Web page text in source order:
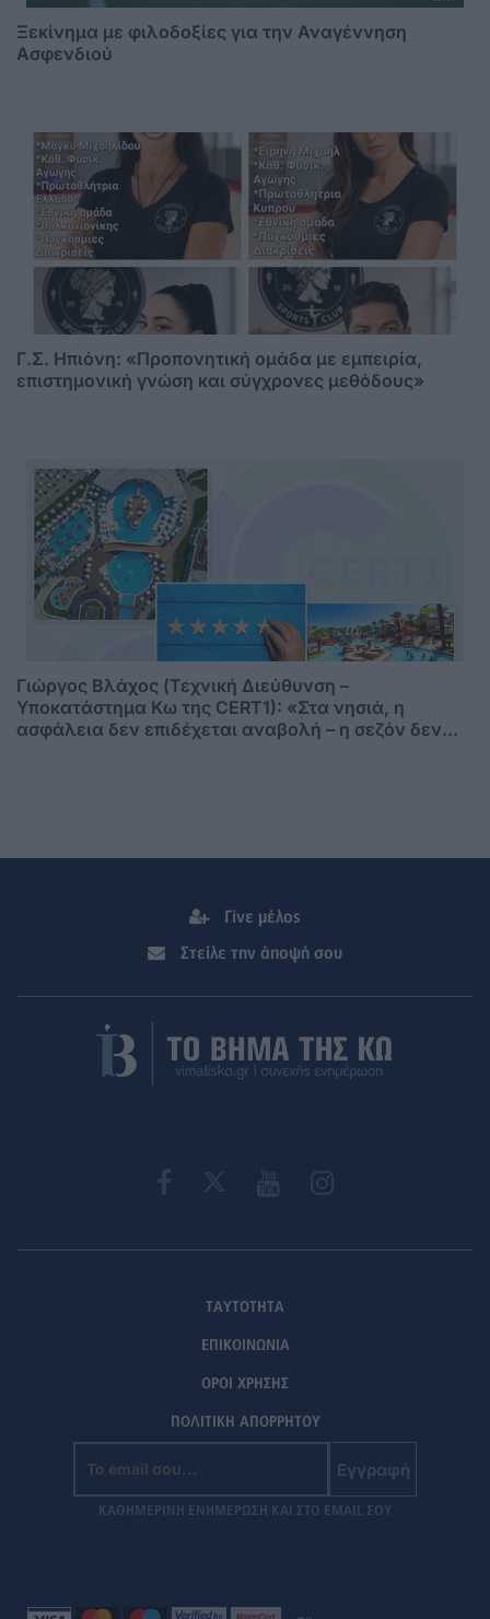
Ξεκίνημα με φιλοδοξίες για την Αναγέννηση
Ασφενδιού
Γ.Σ. Ηπιόνη: «Προπονητική ομάδα με εμπειρία,
επιστημονική γνώση και σύγχρονες μεθόδους»
Γιώργος Βλάχος (Τεχνική Διεύθυνση –
Υποκατάστημα Κω της CERT1): «Στα νησιά, η
ασφάλεια δεν επιδέχεται αναβολή – η σεζόν δεν
Γίνε μέλος
Στείλε την άποψή σου
ΤΑΥΤΟΤΗΤΑ
ΕΠΙΚΟΙΝΩΝΙΑ
ΟΡΟΙ ΧΡΗΣΗΣ
ΠΟΛΙΤΙΚΗ ΑΠΟΡΡΗΤΟΥ
Εγγραφή
ΚΑΘΗΜΕΡΙΝΗ ΕΝΗΜΕΡΩΣΗ ΚΑΙ ΣΤΟ EMAIL ΣΟΥ